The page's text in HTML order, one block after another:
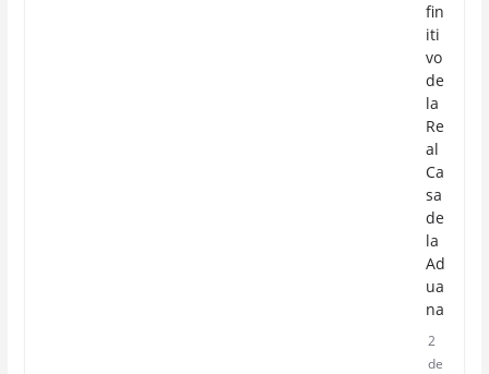
fin
iti
vo
de
la
Re
al
Ca
sa
de
la
Ad
ua
na
2
de